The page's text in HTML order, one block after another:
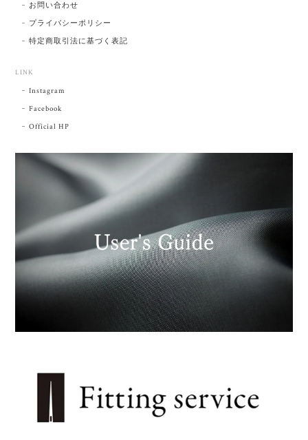
お問い合わせ
プライバシーポリシー
特定商取引法に基づく表記
LINK
Instagram
Facebook
Official HP